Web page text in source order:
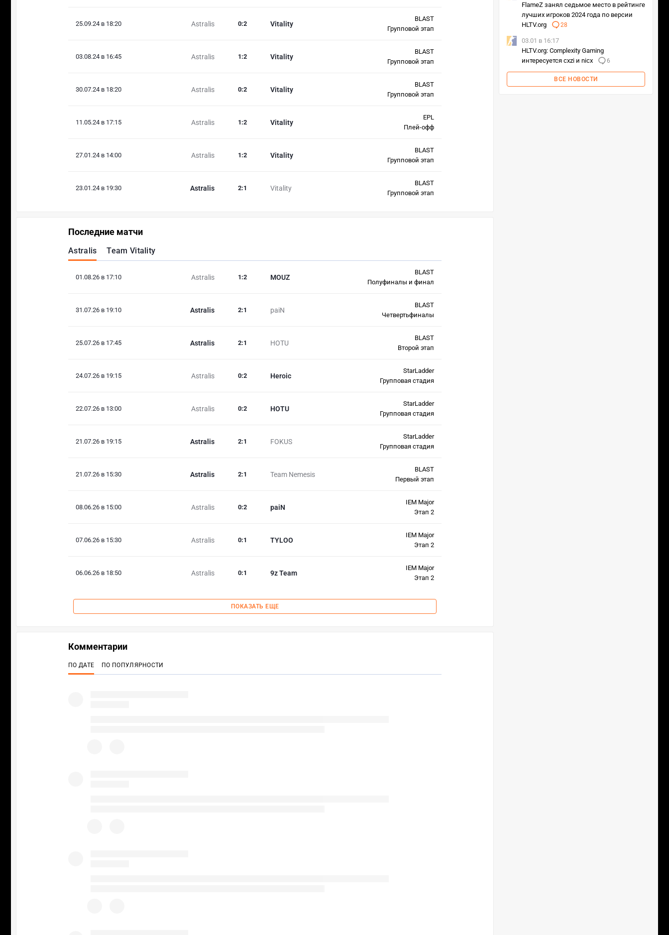
25.09.24 в 18:20 Astralis Vitality
0:2
BLAST
Групповой этап
03.08.24 в 16:45 Astralis Vitality
1 :2
BLAST
Групповой этап
30.07.24 в 18:20 Astralis Vitality
0:2
BLAST
Групповой этап
11.05.24 в 17:15 Astralis Vitality
1 :2
EPL
Плей-офф
27.01.24 в 14:00 Astralis Vitality
1 :2
BLAST
Групповой этап
23.01.24 в 19:30 Astralis Vitality
2:1
BLAST
Групповой этап
Последние матчи
Astralis Team Vitality
01.08.26 в 17:10 Astralis MOUZ
1 :2
BLAST
Полуфиналы и финал
31.07.26 в 19:10 Astralis paiN
2:1
BLAST
Четвертьфиналы
25.07.26 в 17:45 Astralis HOTU
2:1
BLAST
Второй этап
24.07.26 в 19:15 Astralis Heroic
0:2
StarLadder
Групповая стадия
22.07.26 в 13:00 Astralis HOTU
0:2
StarLadder
Групповая стадия
21.07.26 в 19:15 Astralis FOKUS
2:1
StarLadder
Групповая стадия
21.07.26 в 15:30 Astralis Team Nemesis
2:1
BLAST
Первый этап
08.06.26 в 15:00 Astralis paiN
0:2
IEM Major
Этап 2
07.06.26 в 15:30 Astralis TYLOO
0:1
IEM Major
Этап 2
06.06.26 в 18:50 Astralis 9z Team
0:1
IEM Major
Этап 2
ПОКАЗАТЬ ЕЩЕ
FlameZ занял седьмое место в рейтинге
лучших игроков 2024 года по версии
HLTV.org
28
03.01 в 16:17
HLTV.org: Complexity Gaming
интересуется cxzi и nicx
6
ВСЕ НОВОСТИ
Комментарии
ПО ДАТЕ ПО ПОПУЛЯРНОСТИ